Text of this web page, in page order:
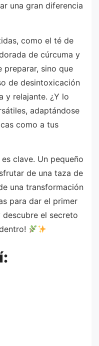
una gran diferencia
como el té de
de cúrcuma y
preparar, sino que
de desintoxicación
y relajante. ¿Y lo
adaptándose
como a tus
clave. Un pequeño
de una taza de
una transformación
para dar el primer
descubre el secreto